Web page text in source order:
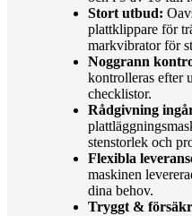
Stort utbud:
plattklippare för
markvibrator för
Noggrann
kontrolleras efter
checklistor.
Rådgivning
stenstorlek och
Flexibla
maskinen
dina behov.
Tryggt &